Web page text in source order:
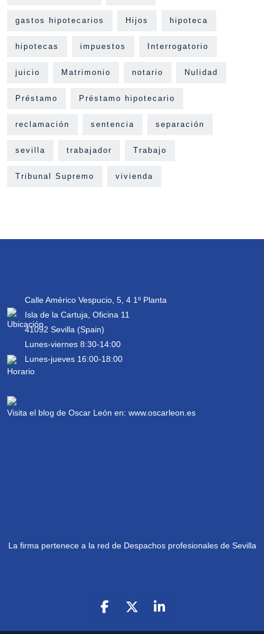
gastos hipotecarios Hijos hipoteca
hipotecas impuestos Interrogatorio
juicio Matrimonio notario Nulidad
Préstamo Préstamo hipotecario
reclamación sentencia separación
sevilla trabajador Trabajo
Tribunal Supremo vivienda
Calle Américo Vespucio, 5, 4 1º Planta
Isla de la Cartuja, Oficina 11
41092 Sevilla (Spain)
Lunes-viernes 8:30-14:00
Lunes-jueves 16:00-18:00
Visita el blog de Oscar León en: www.oscarleon.es
La firma pertenece a la red de Despachos profesionales de Sevilla